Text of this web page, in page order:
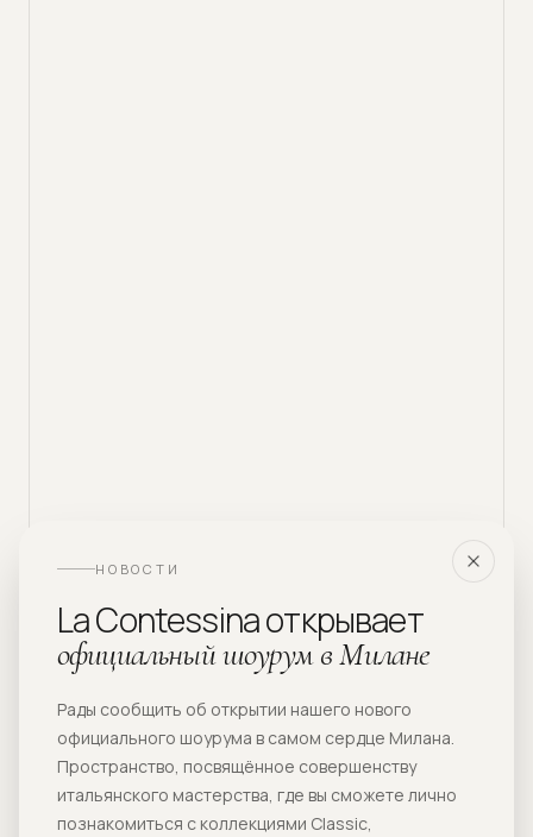
НОВОСТИ
La Contessina открывает
официальный шоурум в Милане
Рады сообщить об открытии нашего нового
официального шоурума в самом сердце Милана.
Пространство, посвящённое совершенству
итальянского мастерства, где вы сможете лично
познакомиться с коллекциями Classic,